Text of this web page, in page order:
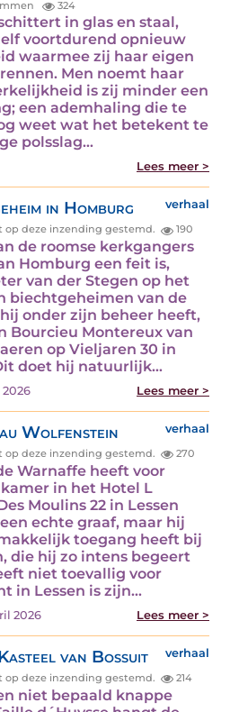
324
in glas en staal,
voortdurend opnieuw
waarmee zij haar eigen
Men noemt haar
is zij minder een
een ademhaling die te
weet wat het betekent te
polsslag…
Lees meer >
in Homburg verhaal
op deze inzending gestemd. 190
de roomse kerkgangers
Homburg een feit is,
van der Stegen op het
biechtgeheimen van de
onder zijn beheer heeft,
Bourcieu Montereux van
op Vieljaren 30 in
doet hij natuurlijk…
Lees meer >
Wolfenstein verhaal
op deze inzending gestemd. 270
Warnaffe heeft voor
in het Hotel L
Moulins 22 in Lessen
echte graaf, maar hij
toegang heeft bij
die hij zo intens begeert
niet toevallig voor
in Lessen is zijn…
2026 Lees meer >
van Bossuit verhaal
op deze inzending gestemd. 214
niet bepaald knappe